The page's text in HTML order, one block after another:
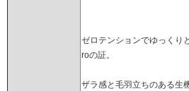
ゼロテンションでゆっくり
roの証。
ザラ感と毛羽立ちのある生